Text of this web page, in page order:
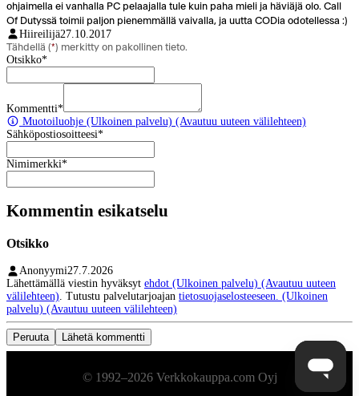
ohjaimella ei vanhalla PC pelaajalla tule kuin paha mieli ja häviäjä olo. Call
Of Dutyssä toimii paljon pienemmällä vaivalla, ja uutta CODia odotellessa :)
Hiireilijä27.10.2017
Tähdellä (*) merkitty on pakollinen tieto.
Otsikko*
Kommentti*
Muotoiluohje (Ulkoinen palvelu) (Avautuu uuteen välilehteen)
Sähköpostiosoitteesi*
Nimimerkki*
Kommentin esikatselu
Otsikko
Anonyymi27.7.2026
Lähettämällä viestin hyväksyt ehdot (Ulkoinen palvelu) (Avautuu uuteen
välilehteen). Tutustu palvelutarjoajan tietosuojaselosteeseen. (Ulkoinen
palvelu) (Avautuu uuteen välilehteen)
Peruuta Lähetä kommentti
Alatunniste© 1992–2026 Verkkokauppa.com Oyj